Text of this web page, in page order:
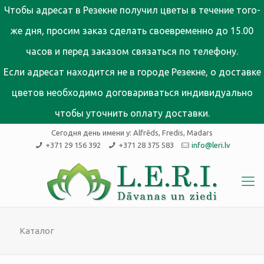
Чтобы адресат в Резекне получил цветы в течение того-
же дня, просим заказ сделать своевременно до 15.00
часов и перед заказом связаться по телефону.
Если адресат находится не в городе Резекне, о доставке
цветов необходимо договариваться индивидуально
чтобы уточнить оплату доставки.
Сегодня день имени у: Alfrēds, Fredis, Madars
+371 29 156 392
+371 28 375 583 info@leri.lv
Каталог